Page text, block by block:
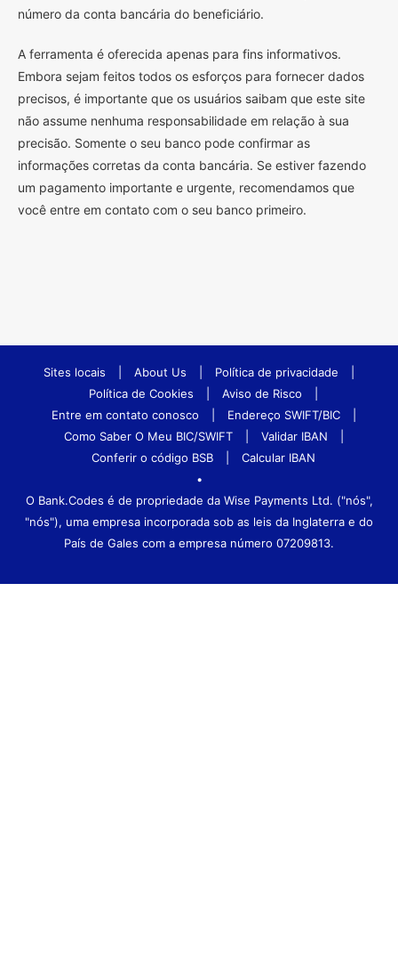
número da conta bancária do beneficiário.
A ferramenta é oferecida apenas para fins informativos.
Embora sejam feitos todos os esforços para fornecer dados
precisos, é importante que os usuários saibam que este site
não assume nenhuma responsabilidade em relação à sua
precisão. Somente o seu banco pode confirmar as
informações corretas da conta bancária. Se estiver fazendo
um pagamento importante e urgente, recomendamos que
você entre em contato com o seu banco primeiro.
Sites locais About Us Política de privacidade
Política de Cookies
Aviso de Risco
Entre em contato conosco
Endereço SWIFT/BIC
Como Saber O Meu BIC/SWIFT
Validar IBAN
Conferir o código BSB
Calcular IBAN
•
O Bank.Codes é de propriedade da Wise Payments Ltd. ("nós",
"nós"), uma empresa incorporada sob as leis da Inglaterra e do
País de Gales com a empresa número 07209813.